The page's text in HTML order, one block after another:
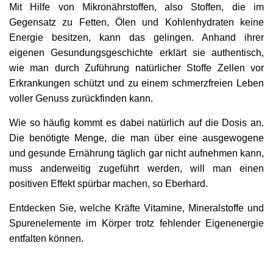
Mit Hilfe von Mikronährstoffen, also Stoffen, die im
Gegensatz zu Fetten, Ölen und Kohlenhydraten keine
Energie besitzen, kann das gelingen. Anhand ihrer
eigenen Gesundungsgeschichte erklärt sie authentisch,
wie man durch Zuführung natürlicher Stoffe Zellen vor
Erkrankungen schützt und zu einem schmerzfreien Leben
voller Genuss zurückfinden kann.
Wie so häufig kommt es dabei natürlich auf die Dosis an.
Die benötigte Menge, die man über eine ausgewogene
und gesunde Ernährung täglich gar nicht aufnehmen kann,
muss anderweitig zugeführt werden, will man einen
positiven Effekt spürbar machen, so Eberhard.
Entdecken Sie, welche Kräfte Vitamine, Mineralstoffe und
Spurenelemente im Körper trotz fehlender Eigenenergie
entfalten können.